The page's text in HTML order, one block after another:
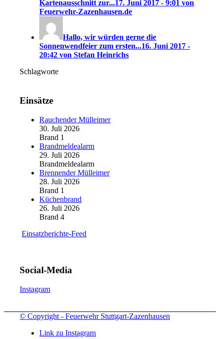
Kartenausschnitt zur...17. Juni 2017 - 9:01 von
Feuerwehr-Zazenhausen.de
Hallo, wir würden gerne die
Sonnenwendfeier zum ersten...16. Juni 2017 -
20:42 von Stefan Heinrichs
Schlagworte
Einsätze
Rauchender Mülleimer
30. Juli 2026
Brand 1
Brandmeldealarm
29. Juli 2026
Brandmeldealarm
Brennender Mülleimer
28. Juli 2026
Brand 1
Küchenbrand
26. Juli 2026
Brand 4
Einsatzberichte-Feed
Social-Media
Instagram
© Copyright - Feuerwehr Stuttgart-Zazenhausen
Link zu Instagram